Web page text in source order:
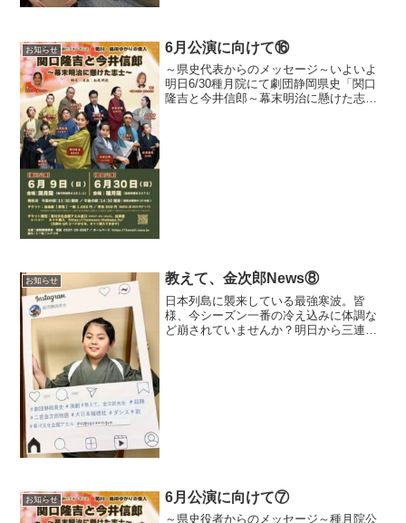
お知らせ 6月公演に向けて⑯
～県史代表からのメッセージ～いよいよ
明日6/30種月院にて劇団静岡県史「関口
隆吉と今井信郎～幕末明治に懸けた志士
お知らせ 教えて、金次郎News⑧
日本列島に襲来している最強寒波。皆
様、今シーズン一番の冷え込みに体調な
ど崩されていませんか？明日から三連休
お知らせ 6月公演に向けて⑦
～県史役者からのメッセージ～種月院公